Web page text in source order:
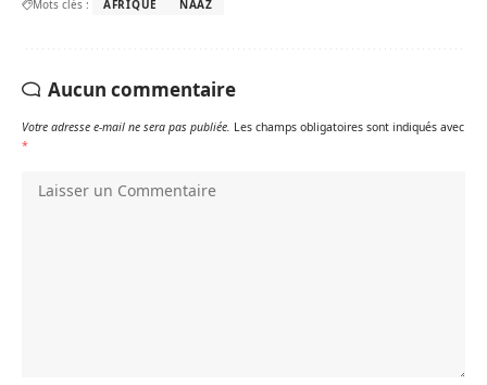
Mots clés : AFRIQUE NAAZ
Aucun commentaire
Votre adresse e-mail ne sera pas publiée. Les champs obligatoires sont indiqués avec
*